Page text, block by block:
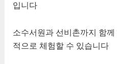
입니다
소수서원과 선비촌까지 함
적으로 체험할 수 있습니다